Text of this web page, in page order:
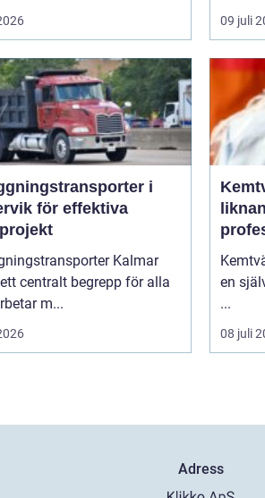
09 juli
i
för effektiva
Kalmar
centralt begrepp för alla
m...
en
...
08 juli
Adress